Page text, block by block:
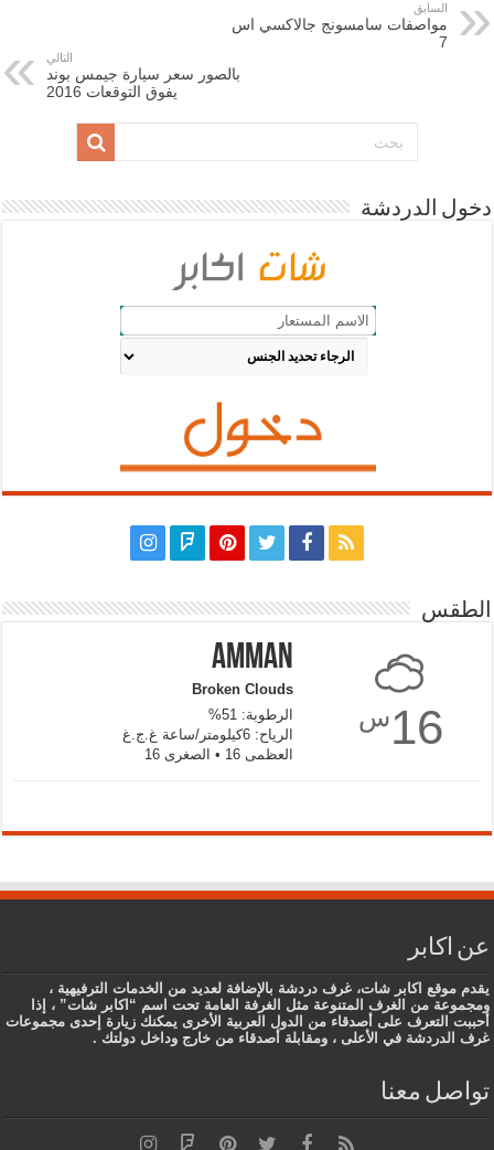
السابق
مواصفات سامسونج جالاكسي اس
7
التالي
بالصور سعر سيارة جيمس بوند
يفوق التوقعات 2016
دخول الدردشة
الطقس
16س
Amman
Broken Clouds
الرطوبة: 51%
الرياح: 6كيلومتر/ساعة غ.ج.غ
العظمى 16 • الصغرى 16
عن اكابر
يقدم موقع اكابر شات، غرف دردشة بالإضافة لعديد من الخدمات الترفيهية ،
ومجموعة من الغرف المتنوعة مثل الغرفة العامة تحت اسم “اكابر شات” ، إذا
أحببت التعرف على أصدقاء من الدول العربية الأخرى يمكنك زيارة إحدى مجموعات
غرف الدردشة في الأعلى ، ومقابلة أصدقاء من خارج وداخل دولتك .
تواصل معنا